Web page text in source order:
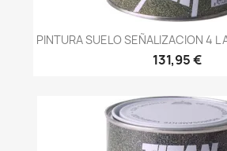
PINTURA SUELO SEÑALIZACION 4 L
131,95 €